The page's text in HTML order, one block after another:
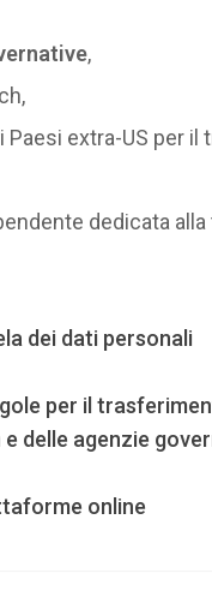
,
Paesi extra-US per
dedicata
dei dati personali
per il
delle agenzie
online